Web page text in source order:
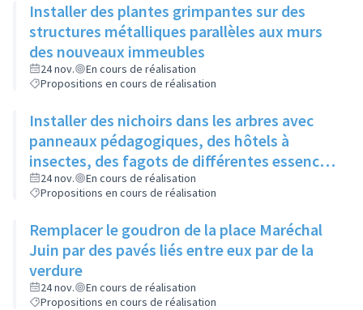
Installer des plantes grimpantes sur des
structures métalliques parallèles aux murs
des nouveaux immeubles
24 nov.
En cours de réalisation
Propositions en cours de réalisation
Installer des nichoirs dans les arbres avec
panneaux pédagogiques, des hôtels à
insectes, des fagots de différentes essences
pour stimuler la biodiversité sur la place du
Château à la Roue
24 nov.
En cours de réalisation
Propositions en cours de réalisation
Remplacer le goudron de la place Maréchal
Juin par des pavés liés entre eux par de la
verdure
24 nov.
En cours de réalisation
Propositions en cours de réalisation